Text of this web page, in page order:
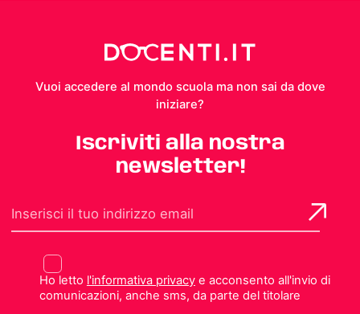
Vuoi accedere al mondo scuola ma non sai da dove
iniziare?
Iscriviti alla nostra
newsletter!
Ho letto l'informativa privacye acconsento all'invio di
comunicazioni, anche sms, da parte del titolare